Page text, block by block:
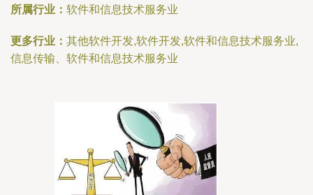
所属行业： 软件和信息技术服务业
更多行业： 其他软件开发,软件开发,软件和信息技术服务业,
信息传输、软件和信息技术服务业